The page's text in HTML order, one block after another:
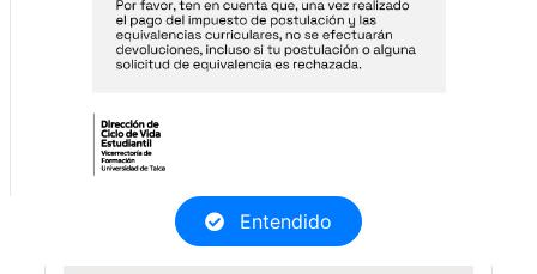
Entendido
Nombres*
Apellido Paterno
Apellido Materno